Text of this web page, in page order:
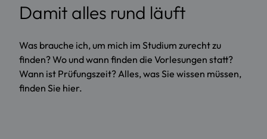
Damit alles rund läuft
Was brauche ich, um mich im Studium zurecht zu
finden? Wo und wann finden die Vorlesungen statt?
Wann ist Prüfungszeit? Alles, was Sie wissen müssen,
finden Sie hier.